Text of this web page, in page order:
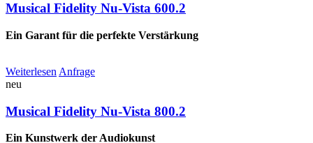
Musical Fidelity Nu-Vista 600.2
Ein Garant für die perfekte Verstärkung
Weiterlesen Anfrage
neu
Musical Fidelity Nu-Vista 800.2
Ein Kunstwerk der Audiokunst